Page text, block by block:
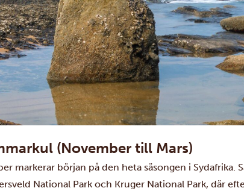
(November till Mars)
markerar början på den heta säsongen i Sydafrika.
National Park och Kruger National Park, där